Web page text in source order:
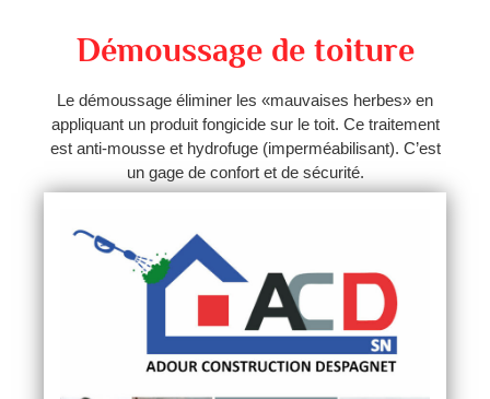
Démoussage de toiture
Le démoussage éliminer les «mauvaises herbes» en
appliquant un produit fongicide sur le toit. Ce traitement
est anti-mousse et hydrofuge (imperméabilisant). C’est
un gage de confort et de sécurité.